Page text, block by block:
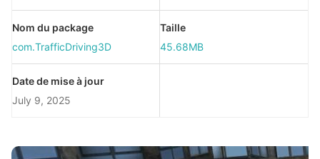
Nom du package
com.TrafficDriving3D
Taille
45.68MB
Date de mise à jour
July 9, 2025